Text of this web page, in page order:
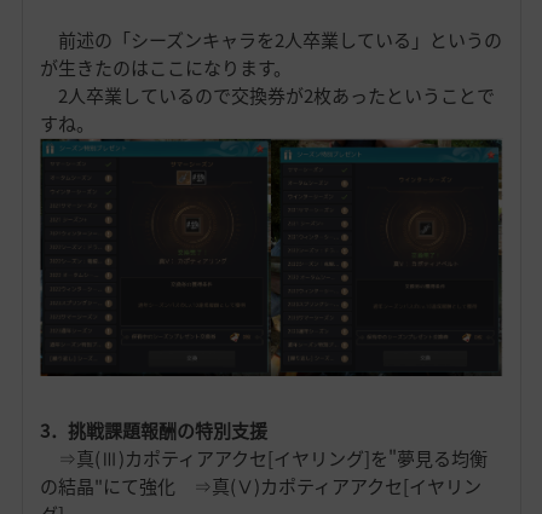
前述の「シーズンキャラを2人卒業している」というの
が生きたのはここになります。
2人卒業しているので交換券が2枚あったということで
すね。
3．挑戦課題報酬の特別支援
⇒真(Ⅲ)カポティアアクセ[イヤリング]を"夢見る均衡
の結晶"にて強化 ⇒真(Ⅴ)カポティアアクセ[イヤリン